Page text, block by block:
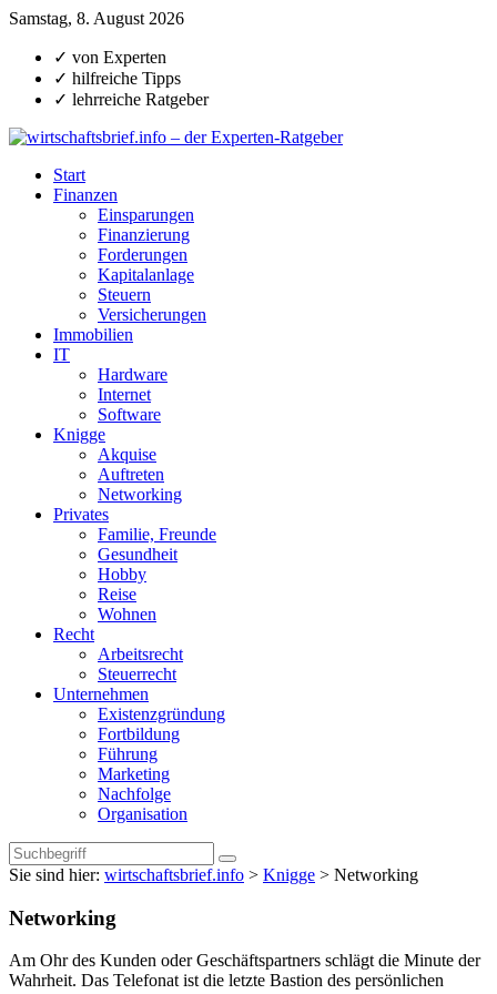
Samstag, 8. August 2026
✓ von Experten
✓ hilfreiche Tipps
✓ lehrreiche Ratgeber
Start
Finanzen
Einsparungen
Finanzierung
Forderungen
Kapitalanlage
Steuern
Versicherungen
Immobilien
IT
Hardware
Internet
Software
Knigge
Akquise
Auftreten
Networking
Privates
Familie, Freunde
Gesundheit
Hobby
Reise
Wohnen
Recht
Arbeitsrecht
Steuerrecht
Unternehmen
Existenzgründung
Fortbildung
Führung
Marketing
Nachfolge
Organisation
Sie sind hier: wirtschaftsbrief.info > Knigge > Networking
Networking
Am Ohr des Kunden oder Geschäftspartners schlägt die Minute der
Wahrheit. Das Telefonat ist die letzte Bastion des persönlichen